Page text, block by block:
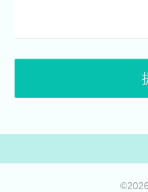
©